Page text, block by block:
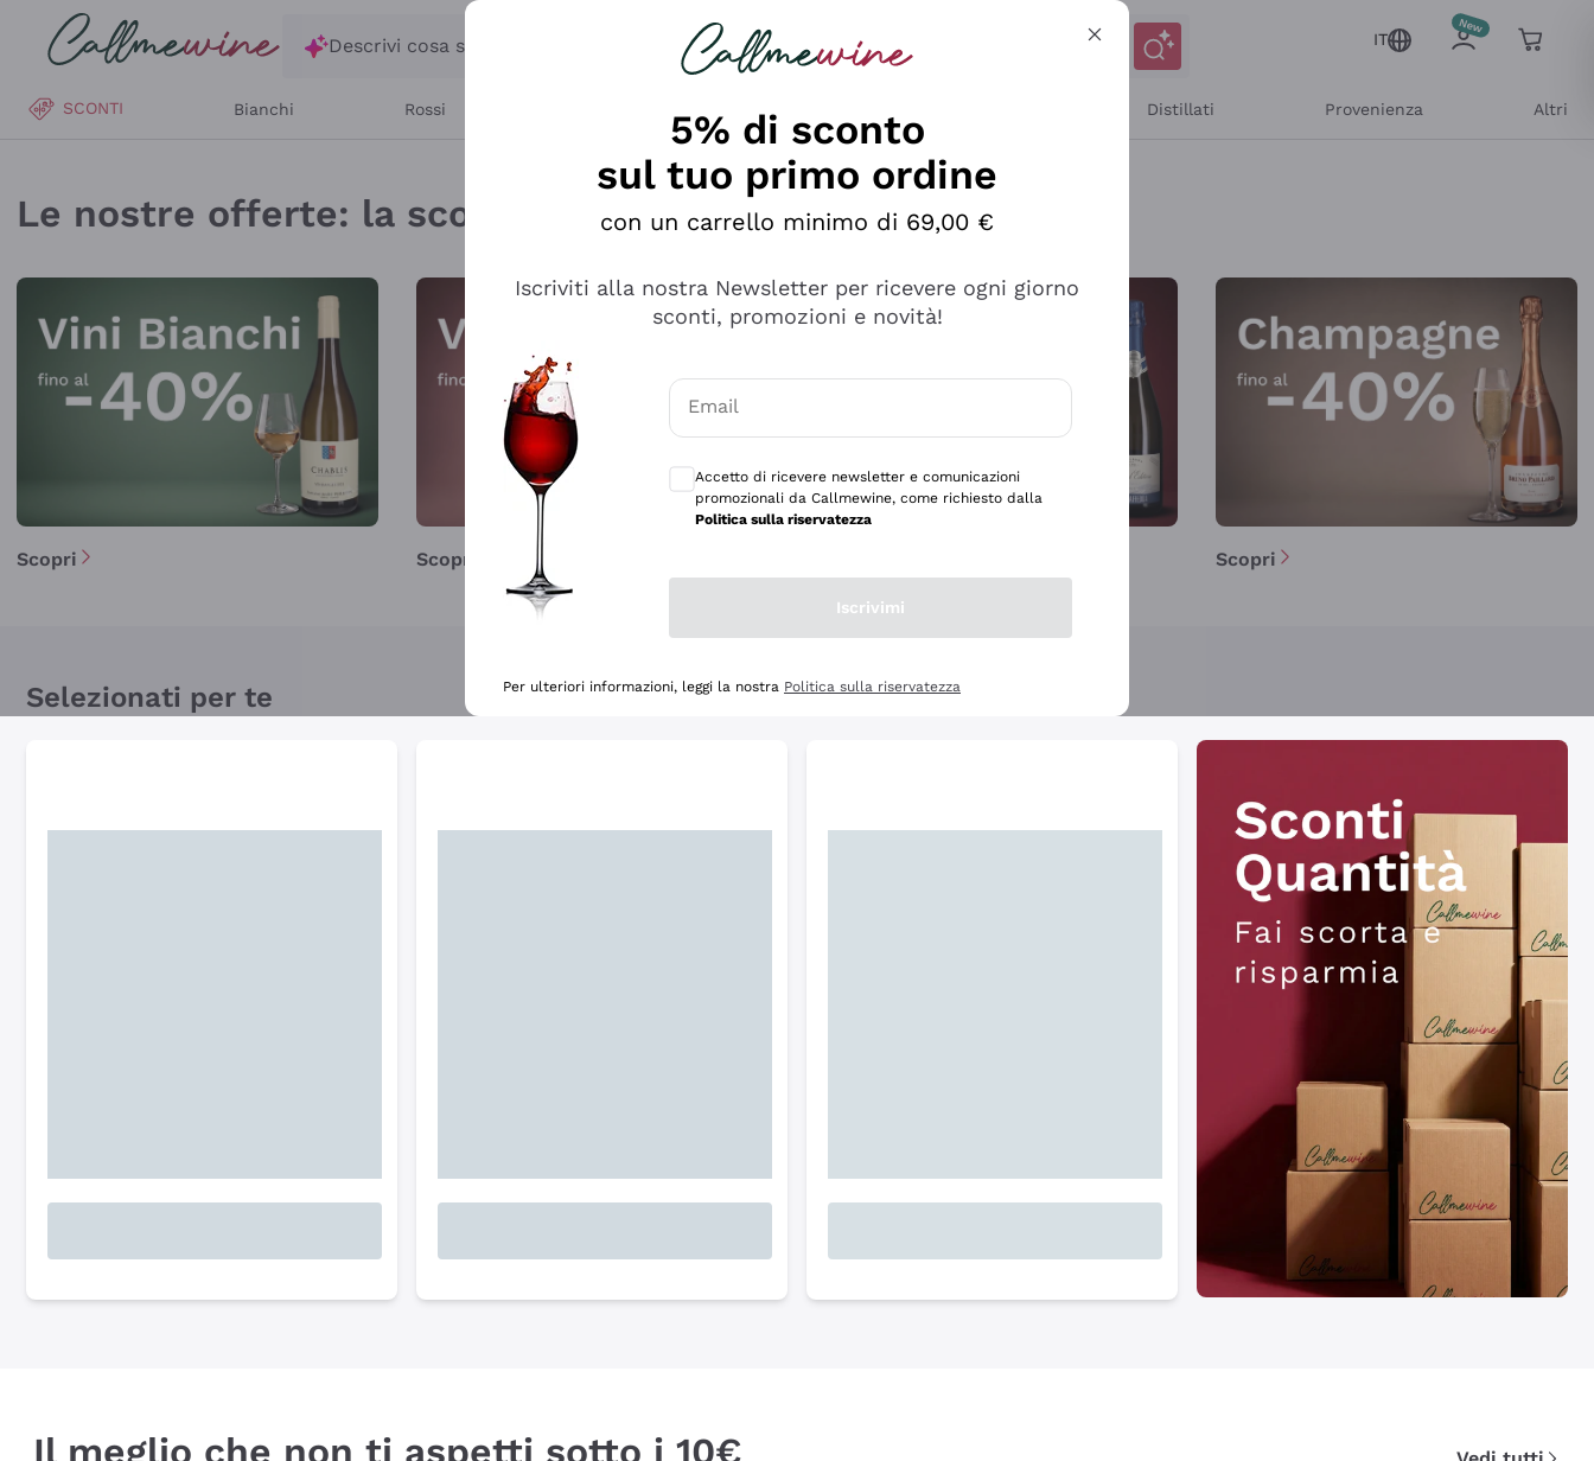
Salta al contenuto principale
Descrivi cosa stai cercando
IT
SCONTI Bianchi Rossi Distillati Provenienza Altri
Callmewine: Vendita Vino Online, Enoteca e Shop Online
Le nostre offerte: la scorta perfetta inizia da qui!
Scopri Scopri Scopri
Selezionati per te
Il meglio che non ti aspetti sotto i 10€
5% di sconto
sul tuo primo ordine
con un carrello minimo di 69,00 €
Iscriviti alla nostra Newsletter per ricevere ogni giorno
sconti, promozioni e novità!
Email
Consensi opzionali per ricevere comunicazioni e offerte personalizzate
Accetto di ricevere newsletter e comunicazioni
promozionali da Callmewine, come richiesto dalla
Politica sulla riservatezza
Iscrivimi
Per ulteriori informazioni, leggi la nostra Politica sulla riservatezza